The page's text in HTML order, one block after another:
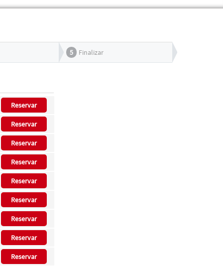
5 Finalizar
Reservar
Reservar
Reservar
Reservar
Reservar
Reservar
Reservar
Reservar
Reservar